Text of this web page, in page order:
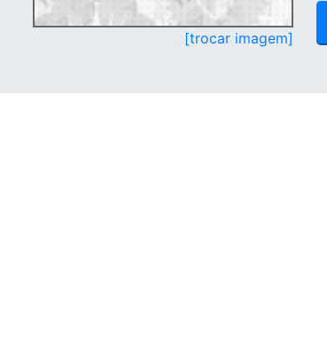
[trocar imagem]